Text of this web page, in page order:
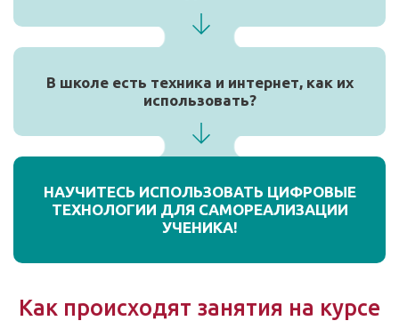
В школе есть техника и интернет, как их
использовать?
НАУЧИТЕСЬ ИСПОЛЬЗОВАТЬ ЦИФРОВЫЕ
ТЕХНОЛОГИИ ДЛЯ САМОРЕАЛИЗАЦИИ
УЧЕНИКА!
Как происходят занятия на курсе